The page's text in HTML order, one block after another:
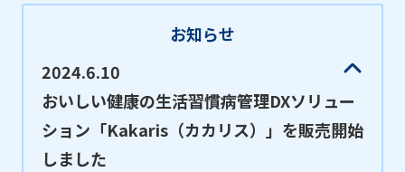
お知らせ
2024.6.10
おいしい健康の生活習慣病管理DXソリュー
ション「Kakaris（カカリス）」を販売開始
しました